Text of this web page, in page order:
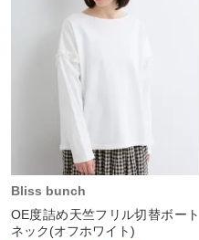
Bliss bunch
OE度詰め天竺フリル切替ボート
ネック(オフホワイト)